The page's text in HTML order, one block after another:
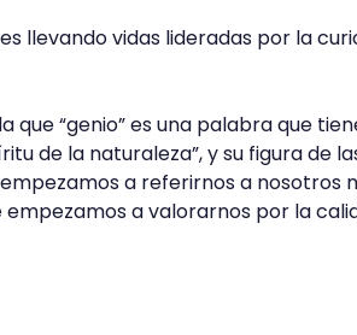
llevando vidas lideradas por la
que “genio” es una palabra que
de la naturaleza”, y su figura de
a referirnos a nosotros
empezamos a valorarnos por la